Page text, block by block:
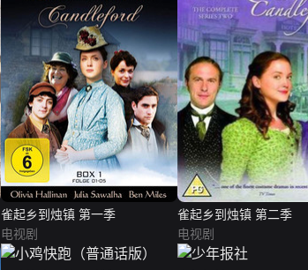
雀起乡到烛镇 第一季
电视剧
雀起乡到烛镇 第二季
电视剧